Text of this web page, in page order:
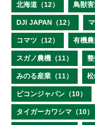
北海道（12） 鳥獣害
DJI JAPAN（12）
コマツ（12） 有機農
スガノ農機（11） 整
みのる産業（11） 松
ビコンジャパン（10）
タイガーカワシマ（10）